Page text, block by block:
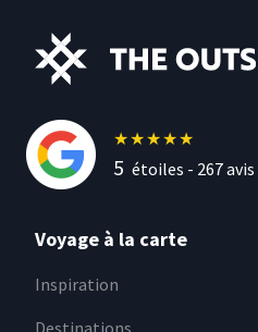
★★★★★
5 étoiles - 267avis
Voyage à la carte
Inspiration
Destinations